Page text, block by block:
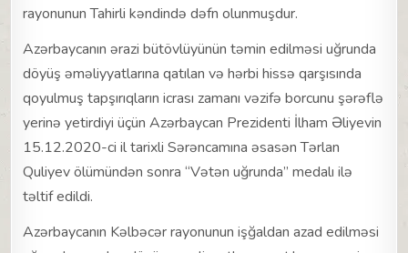
rayonunun Tahirli kəndində dəfn olunmuşdur.
Azərbaycanın ərazi bütövlüyünün təmin edilməsi uğrunda
döyüş əməliyyatlarına qatılan və hərbi hissə qarşısında
qoyulmuş tapşırıqların icrası zamanı vəzifə borcunu şərəflə
yerinə yetirdiyi üçün Azərbaycan Prezidenti İlham Əliyevin
15.12.2020-ci il tarixli Sərəncamına əsasən Tərlan
Quliyev ölümündən sonra “Vətən uğrunda” medalı ilə
təltif edildi.
Azərbaycanın Kəlbəcər rayonunun işğaldan azad edilməsi